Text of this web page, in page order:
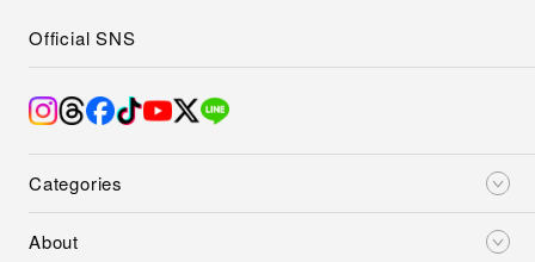
Categories
About
Official SNS